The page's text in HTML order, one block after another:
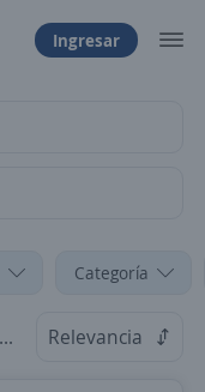
Ingresar
Categoría
Relevancia